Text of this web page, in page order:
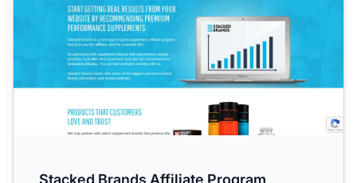
Stacked Brands Affiliate Program